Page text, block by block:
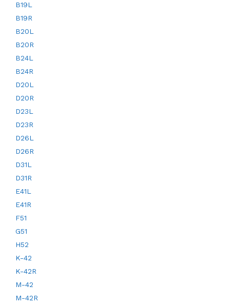
B19L
B19R
B20L
B20R
B24L
B24R
D20L
D20R
D23L
D23R
D26L
D26R
D31L
D31R
E41L
E41R
F51
G51
H52
K-42
K-42R
M-42
M-42R